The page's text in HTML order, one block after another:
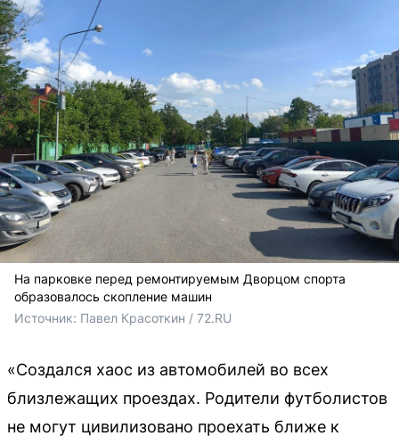
На парковке перед ремонтируемым Дворцом спорта
образовалось скопление машин
Источник: Павел Красоткин / 72.RU
«Создался хаос из автомобилей во всех
близлежащих проездах. Родители футболистов
не могут цивилизовано проехать ближе к